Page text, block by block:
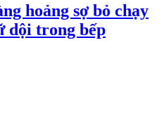
hoảng sợ bỏ chạy
dội trong bếp